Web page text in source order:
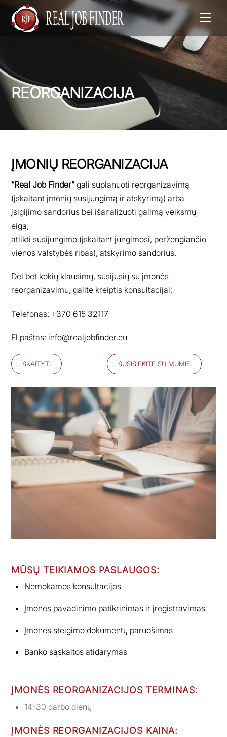
REORGANIZACIJA
ĮMONIŲ REORGANIZACIJA
“Real Job Finder”gali suplanuoti reorganizavimą
(įskaitant įmonių susijungimą ir atskyrimą) arba
įsigijimo sandorius bei išanalizuoti galimą veiksmų
eigą;
atlikti susijungimo (įskaitant jungimosi, peržengiančio
vienos valstybės ribas), atskyrimo sandorius.
Dėl bet kokių klausimų, susijusių su įmonės
reorganizavimu, galite kreiptis konsultacijai:
Telefonas: +370 615 32117
El.paštas: info@realjobfinder.eu
SKAITYTI SUSISIEKITE SU MUMIS
MŪSŲ TEIKIAMOS PASLAUGOS:
Nemokamos konsultacijos
Įmonės pavadinimo patikrinimas ir įregistravimas
Įmonės steigimo dokumentų paruošimas
Banko sąskaitos atidarymas
ĮMONĖS REORGANIZACIJOS TERMINAS:
14-30 darbo dienų
ĮMONĖS REORGANIZACIJOS KAINA: